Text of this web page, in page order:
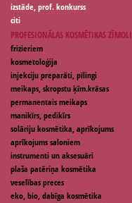
izstāde, prof. konkurss
citi
PROFESIONĀLAS KOSMĒTIKAS ZĪMOLI
frizieriem
kosmetoloģija
injekciju preparāti, pīlingi
meikaps, skropstu ķīm.krāsas
permanentais meikaps
manikīrs, pedikīrs
solāriju kosmētika, aprīkojums
aprīkojums saloniem
instrumenti un aksesuāri
plaša patēriņa kosmētika
veselības preces
eko, bio, dabīga kosmētika